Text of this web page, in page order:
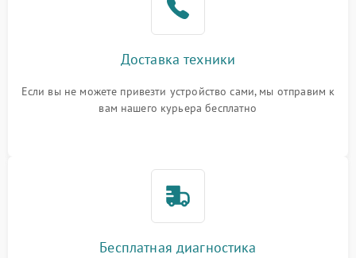
Доставка техники
Если вы не можете привезти устройство сами, мы отправим к
вам нашего курьера бесплатно
Бесплатная диагностика